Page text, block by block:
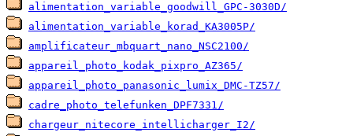
alimentation_variable_goodwill_GPC-3030D/
alimentation_variable_korad_KA3005P/
amplificateur_mbquart_nano_NSC2100/
appareil_photo_kodak_pixpro_AZ365/
appareil_photo_panasonic_lumix_DMC-TZ57/
cadre_photo_telefunken_DPF7331/
chargeur_nitecore_intellicharger_I2/